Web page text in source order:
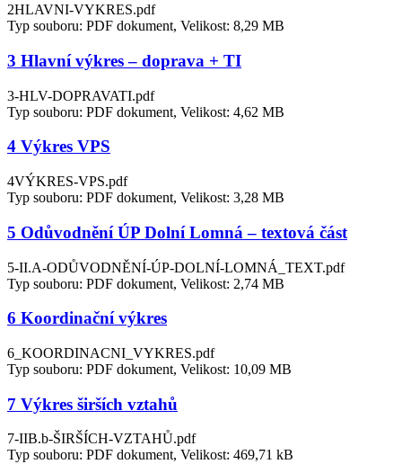
2HLAVNI-VYKRES.pdf
Typ souboru: PDF dokument, Velikost: 8,29 MB
3 Hlavní výkres – doprava + TI
3-HLV-DOPRAVATI.pdf
Typ souboru: PDF dokument, Velikost: 4,62 MB
4 Výkres VPS
4VÝKRES-VPS.pdf
Typ souboru: PDF dokument, Velikost: 3,28 MB
5 Odůvodnění ÚP Dolní Lomná – textová část
5-II.A-ODŮVODNĚNÍ-ÚP-DOLNÍ-LOMNÁ_TEXT.pdf
Typ souboru: PDF dokument, Velikost: 2,74 MB
6 Koordinační výkres
6_KOORDINACNI_VYKRES.pdf
Typ souboru: PDF dokument, Velikost: 10,09 MB
7 Výkres širších vztahů
7-IIB.b-ŠIRŠÍCH-VZTAHŮ.pdf
Typ souboru: PDF dokument, Velikost: 469,71 kB